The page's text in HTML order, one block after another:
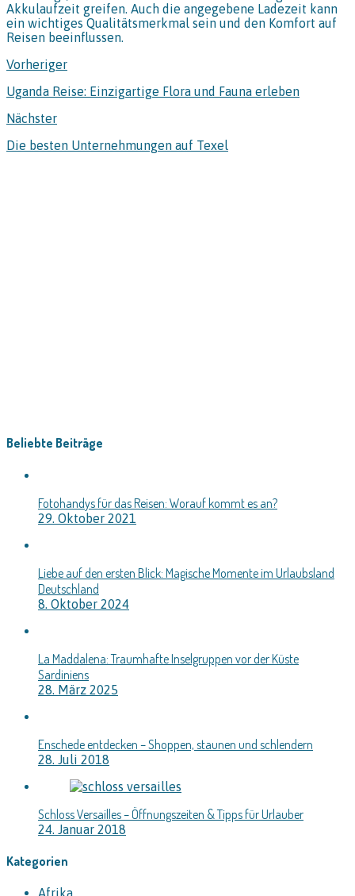
Akkulaufzeit greifen. Auch die angegebene Ladezeit kann
ein wichtiges Qualitätsmerkmal sein und den Komfort auf
Reisen beeinflussen.
Vorheriger
Uganda Reise: Einzigartige Flora und Fauna erleben
Nächster
Die besten Unternehmungen auf Texel
Beliebte Beiträge
Fotohandys für das Reisen: Worauf kommt es an?
29. Oktober 2021
Liebe auf den ersten Blick: Magische Momente im Urlaubsland
Deutschland
8. Oktober 2024
La Maddalena: Traumhafte Inselgruppen vor der Küste
Sardiniens
28. März 2025
Enschede entdecken – Shoppen, staunen und schlendern
28. Juli 2018
Schloss Versailles – Öffnungszeiten & Tipps für Urlauber
24. Januar 2018
Kategorien
Afrika